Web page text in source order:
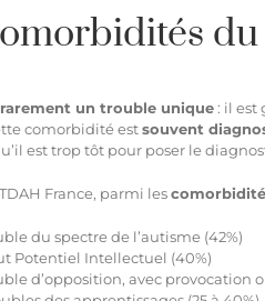
rarement un trouble unique: il est
comorbidité estsouvent
est trop tôt pour poser le
France, parmi les
du spectre de l’autisme (42%)
Potentiel Intellectuel (40%)
d’opposition, avec provocation